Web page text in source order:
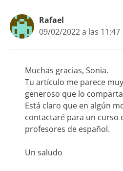
Rafael
09/02/2022 a las 11:47
Muchas gracias, Sonia.
Tu artículo me parece
generoso que lo
Está claro que en algún
contactaré para un curso
profesores de español.
Un saludo